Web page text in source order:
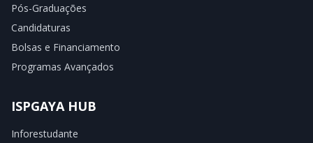
Pós-Graduações
Candidaturas
Bolsas e Financiamento
Programas Avançados
ISPGAYA HUB
Inforestudante